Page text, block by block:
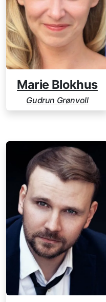
Marie Blokhus
Gudrun Grønvoll